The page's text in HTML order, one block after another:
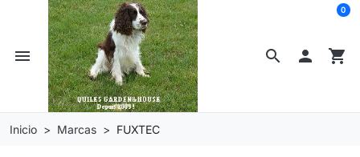
search
menu  shopping_cart
0
Inicio Marcas FUXTEC